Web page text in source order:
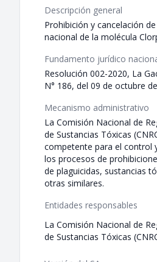
Descripción general
Prohibición y cancelación
nacional de la molécula
Fundamento jurídico
Resolución 002-2020, La
N° 186, del 09 de octubre
Mecanismo administrativo
La Comisión Nacional de
de Sustancias Tóxicas
competente para el control
los procesos de
de plaguicidas, sustancias
otras similares.
Entidades responsables
La Comisión Nacional de
de Sustancias Tóxicas